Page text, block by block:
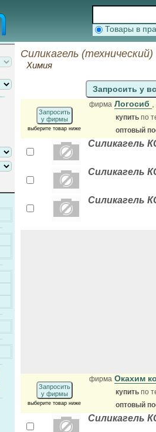
Товары в
Силикагель
Химия
Запросить у
Запросить
у фирмы
выберите товар ниже
фирма Логосиб
купить по
оптовый
Силикагель
Силикагель
Силикагель
Запросить
у фирмы
выберите товар ниже
фирма Окахим
купить по
оптовый
Силикагель